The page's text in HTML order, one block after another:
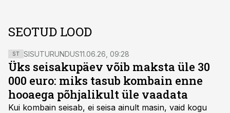
SEOTUD LOOD
ST SISUTURUNDUS11.06.26, 09:28
Üks seisakupäev võib maksta üle 30
000 euro: miks tasub kombain enne
hooaega põhjalikult üle vaadata
Kui kombain seisab, ei seisa ainult masin, vaid kogu